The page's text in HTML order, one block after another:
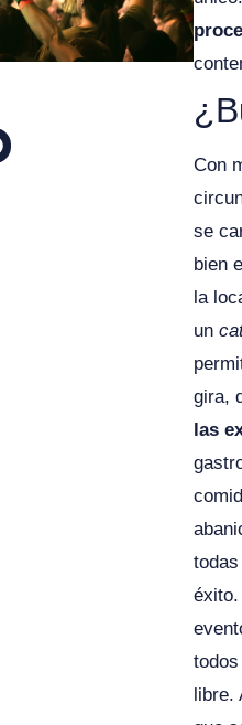
Con
se
bien
la
un
gira,
las
libre.